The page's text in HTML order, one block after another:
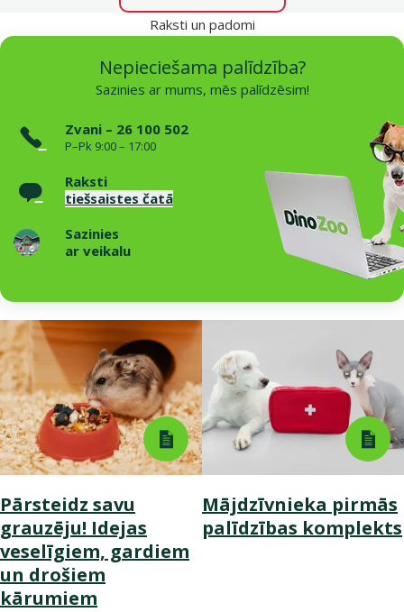
Raksti un padomi
Nepieciešama palīdzība?
Sazinies ar mums, mēs palīdzēsim!
Zvani – 26 100 502
P–Pk 9:00 – 17:00
Raksti
tiešsaistes čatā
Sazinies
ar veikalu
Pārsteidz savu
grauzēju! Idejas
veselīgiem, gardiem
un drošiem
kārumiem
Mājdzīvnieka pirmās
palīdzības komplekts